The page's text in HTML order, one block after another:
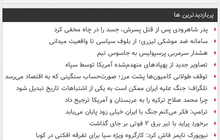
پربازدیدترین ها
پدر شاهرودی پس از قتل پسرش، جسد را در چاه مخفی کرد
سامانه ضد موشکی لیزری؛ از بلوف سیاسی تا واقعیت میدانی
هشدار سرمربی پرسپولیس به جاسوس تیم
تصاویر جدید از پهپادهای منهدم‌شده آمریکا توسط سپاه
توقف طولانی کامیون‌ها پشت مرز؛ صورت‌حساب سنگینی که به اقتصاد می‌رسد
تلگراف: جنگ علیه ایران ممکن است به یکی از اشتباهات تاریخ تبدیل شود
چرا محمد صلاح ترکیه را به عربستان و آمریکا ترجیح داد
ترامپ: فکر می‌کنم جنگ با ایران خیلی زود پایان می‌یابد
برخورد پراید با تیر برق ۲ فوتی بر جای گذاشت
نیویورک تایمز فاش کرد: کارگروه ویژه سیا برای تفرقه افکنی در کوبا